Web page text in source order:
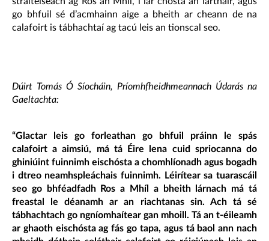
go bhfuil sé d’acmhainn aige a bheith ar cheann de na
calafoirt is tábhachtaí ag tacú leis an tionscal seo.
Dúirt Tomás Ó Síocháin, Príomhfheidhmeannach Údarás na
Gaeltachta:
“Glactar leis go forleathan go bhfuil práinn le spás
calafoirt a aimsiú, má tá Éire lena cuid spriocanna do
ghiniúint fuinnimh eischósta a chomhlíonadh agus bogadh
i dtreo neamhspleáchais fuinnimh. Léirítear sa tuarascáil
seo go bhféadfadh Ros a Mhíl a bheith lárnach má tá
freastal le déanamh ar an riachtanas sin. Ach tá sé
tábhachtach go ngníomhaítear gan mhoill. Tá an t-éileamh
ar ghaoth eischósta ag fás go tapa, agus tá baol ann nach